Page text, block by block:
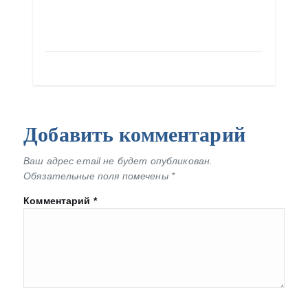
Добавить комментарий
Ваш адрес email не будет опубликован.
Обязательные поля помечены *
Комментарий *